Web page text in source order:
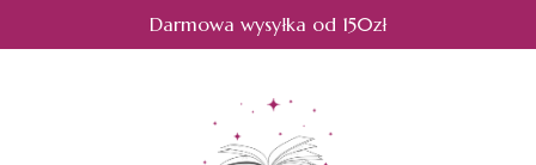
Darmowa wysyłka od 150zł